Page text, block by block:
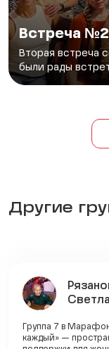
Встреча №2
Вторая встреча
были рады
Другие
Группа 7 в
каждый» —